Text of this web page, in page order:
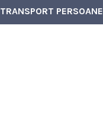
TRANSPORT PERSOANE